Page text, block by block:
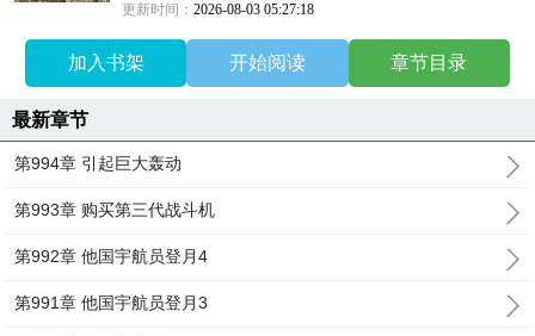
更新时间：2026-08-03 05:27:18
加入书架 开始阅读 章节目录
最新章节
第994章 引起巨大轰动
第993章 购买第三代战斗机
第992章 他国宇航员登月4
第991章 他国宇航员登月3